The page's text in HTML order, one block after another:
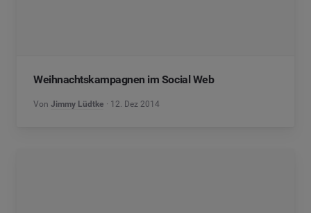
Weihnachtskampagnen im Social Web
Von Jimmy Lüdtke 12. Dez 2014